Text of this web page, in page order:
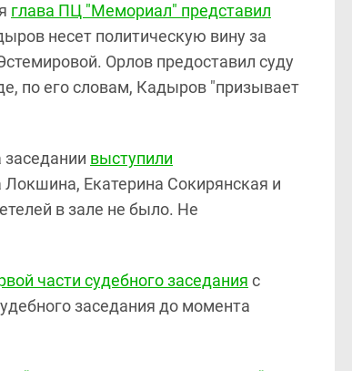
глава ПЦ "Мемориал" представил
несет политическую вину за
Орлов предоставил суду
по его словам, Кадыров "призывает
заседании выступили
Екатерина Сокирянская и
в зале не было. Не
части судебного заседания с
заседания до момента